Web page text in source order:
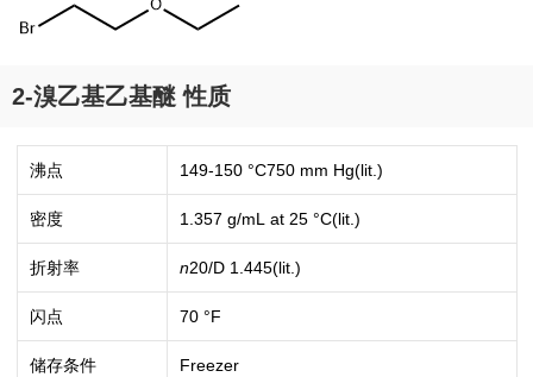
2-溴乙基乙基醚 性质
沸点 149-150 °C750 mm Hg(lit.)
密度 1.357 g/mL at 25 °C(lit.)
折射率 n20/D1.445(lit.)
闪点 70 °F
储存条件 Freezer